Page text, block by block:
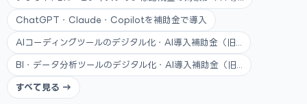
ChatGPT・Claude・Copilotを補助金で導入
AIコーディングツールのデジタル化・AI導入補助金（旧...
BI・データ分析ツールのデジタル化・AI導入補助金（旧...
すべて見る →